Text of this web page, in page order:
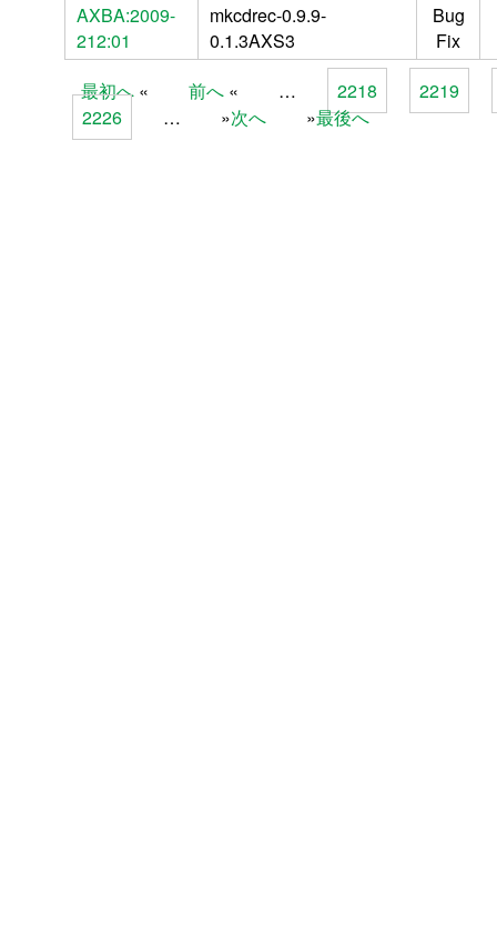
AXBA:2009-
212:01
mkcdrec-0.9.9-
0.1.3AXS3
Bug
Fix
Pages
最初へ 前へ … 2218
2219
2226
… 次へ 最後へ